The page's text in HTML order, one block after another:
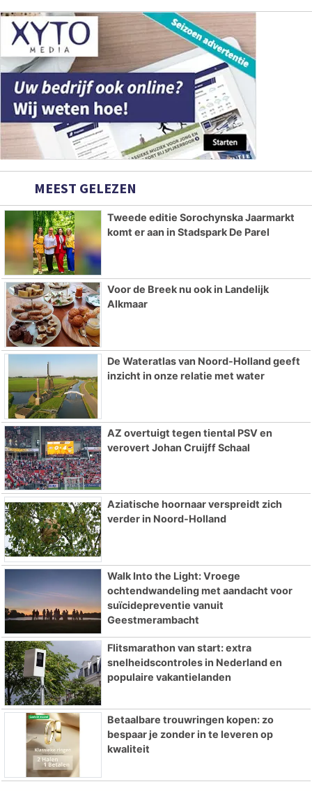
MEEST GELEZEN
Tweede editie Sorochynska Jaarmarkt
komt er aan in Stadspark De Parel
Voor de Breek nu ook in Landelijk
Alkmaar
De Wateratlas van Noord-Holland geeft
inzicht in onze relatie met water
AZ overtuigt tegen tiental PSV en
verovert Johan Cruijff Schaal
Aziatische hoornaar verspreidt zich
verder in Noord-Holland
Walk Into the Light: Vroege
ochtendwandeling met aandacht voor
suïcidepreventie vanuit
Geestmerambacht
Flitsmarathon van start: extra
snelheidscontroles in Nederland en
populaire vakantielanden
Betaalbare trouwringen kopen: zo
bespaar je zonder in te leveren op
kwaliteit